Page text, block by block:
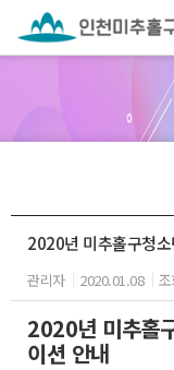
2020년 미추홀구청
관리자 2020.01.08
2020년 미추홀
이션 안내